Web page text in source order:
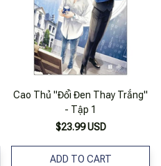
Cao Thủ "Đổi Đen Thay Trắng"
- Tập 1
$23.99 USD
ADD TO CART